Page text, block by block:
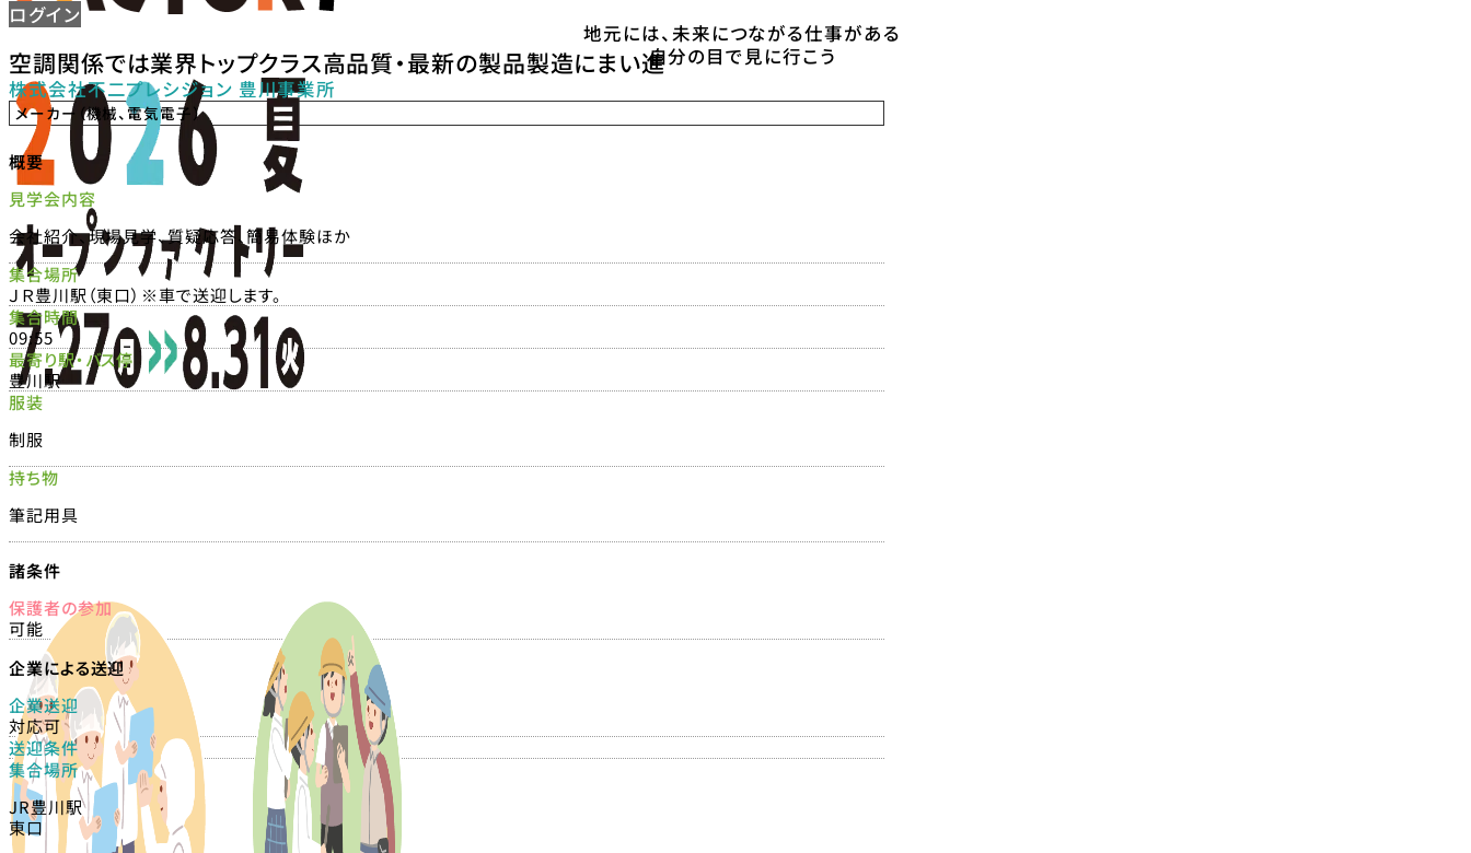
地元には、未来につながる仕事がある
自分の目で見に行こう
ログイン
空調関係では業界トップクラス高品質・最新の製品製造にまい進
株式会社不二プレシジョン 豊川事業所
メーカー（機械、電気電子）
概要
見学会内容
会社紹介、現場見学、質疑応答、簡易体験ほか
集合場所
ＪＲ豊川駅（東口）※車で送迎します。
集合時間
09:55
最寄り駅・バス停
豊川駅
服装
制服
持ち物
筆記用具
諸条件
保護者の参加
可能
企業による送迎
企業送迎
対応可
送迎条件
集合場所
JR豊川駅
東口